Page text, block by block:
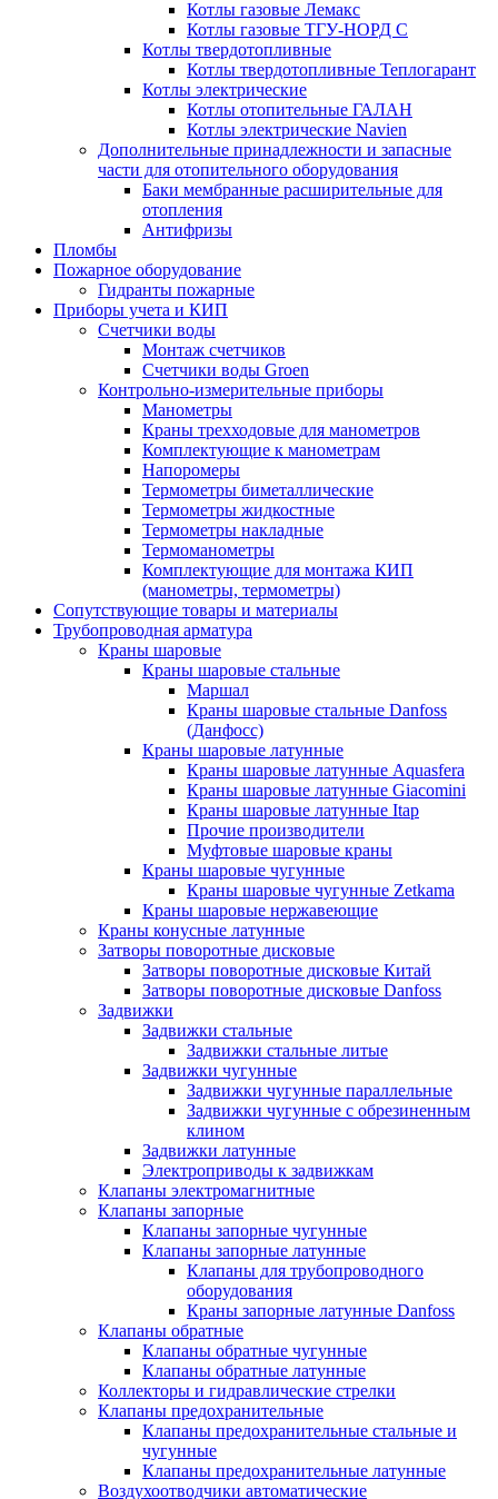
Котлы газовые Лемакс
Котлы газовые ТГУ-НОРД С
Котлы твердотопливные
Котлы твердотопливные Теплогарант
Котлы электрические
Котлы отопительные ГАЛАН
Котлы электрические Navien
Дополнительные принадлежности и запасные
части для отопительного оборудования
Баки мембранные расширительные для
отопления
Антифризы
Пломбы
Пожарное оборудование
Гидранты пожарные
Приборы учета и КИП
Счетчики воды
Монтаж счетчиков
Счетчики воды Groen
Контрольно-измерительные приборы
Манометры
Краны трехходовые для манометров
Комплектующие к манометрам
Напоромеры
Термометры биметаллические
Термометры жидкостные
Термометры накладные
Термоманометры
Комплектующие для монтажа КИП
(манометры, термометры)
Сопутствующие товары и материалы
Трубопроводная арматура
Краны шаровые
Краны шаровые стальные
Маршал
Краны шаровые стальные Danfoss
(Данфосс)
Краны шаровые латунные
Краны шаровые латунные Aquasfera
Краны шаровые латунные Giacomini
Краны шаровые латунные Itap
Прочие производители
Муфтовые шаровые краны
Краны шаровые чугунные
Краны шаровые чугунные Zetkama
Краны шаровые нержавеющие
Краны конусные латунные
Затворы поворотные дисковые
Затворы поворотные дисковые Китай
Затворы поворотные дисковые Danfoss
Задвижки
Задвижки стальные
Задвижки стальные литые
Задвижки чугунные
Задвижки чугунные параллельные
Задвижки чугунные с обрезиненным
клином
Задвижки латунные
Электроприводы к задвижкам
Клапаны электромагнитные
Клапаны запорные
Клапаны запорные чугунные
Клапаны запорные латунные
Клапаны для трубопроводного
оборудования
Краны запорные латунные Danfoss
Клапаны обратные
Клапаны обратные чугунные
Клапаны обратные латунные
Коллекторы и гидравлические стрелки
Клапаны предохранительные
Клапаны предохранительные стальные и
чугунные
Клапаны предохранительные латунные
Воздухоотводчики автоматические